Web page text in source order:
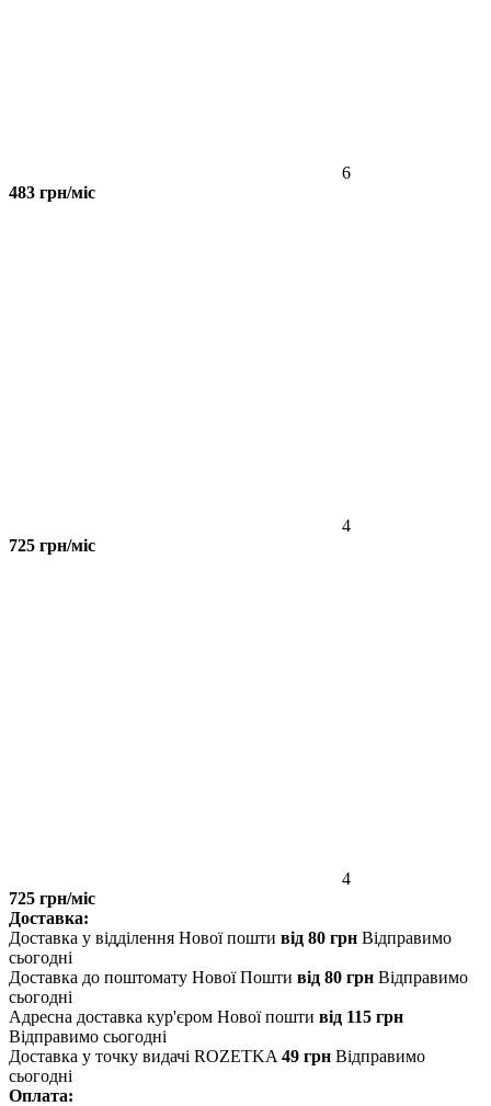
6
483 грн/міс
4
725 грн/міс
4
725 грн/міс
Доставка:
Доставка у відділення Нової пошти від 80 грн Відправимо
сьогодні
Доставка до поштомату Нової Пошти від 80 грн Відправимо
сьогодні
Адресна доставка кур'єром Нової пошти від 115 грн
Відправимо сьогодні
Доставка у точку видачі ROZETKA 49 грн Відправимо
сьогодні
Оплата: